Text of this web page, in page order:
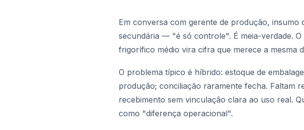
Em conversa com gerente de produção,
secundária — "é só controle". É meia-verdade.
frigorífico médio vira cifra que merece a mesma
O problema típico é híbrido: estoque de
produção; conciliação raramente fecha. Faltam
recebimento sem vinculação clara ao uso real.
como "diferença operacional".